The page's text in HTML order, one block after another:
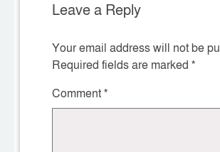
Leave a Reply
Your email address will not be
Required fields are marked *
Comment*